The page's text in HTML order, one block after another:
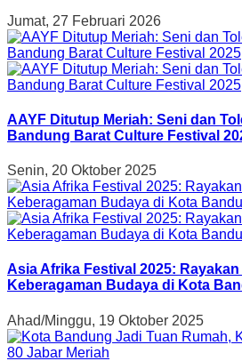
Jumat, 27 Februari 2026
AAYF Ditutup Meriah: Seni dan
Bandung Barat Culture Festival
Senin, 20 Oktober 2025
Asia Afrika Festival 2025:
Keberagaman Budaya di Kota
Ahad/Minggu, 19 Oktober 2025